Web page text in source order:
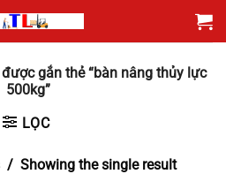
gắn thẻ “bàn nâng thủy lực
500kg”
LỌC
Showing the single result